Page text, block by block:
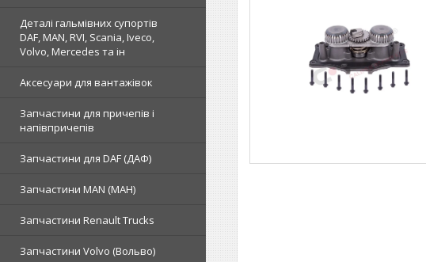
Деталі гальмівних супортів
DAF, MAN, RVI, Scania, Iveco,
Volvo, Mercedes та ін
Аксесуари для вантажівок
Запчастини для причепів і
напівпричепів
Запчастини для DAF (ДАФ)
Запчастини MAN (МАН)
Запчастини Renault Trucks
Запчастини Volvo (Вольво)